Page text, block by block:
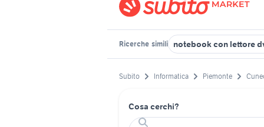
Ricerche simili notebook con lettore
Subito Informatica Piemonte
Cosa cerchi?